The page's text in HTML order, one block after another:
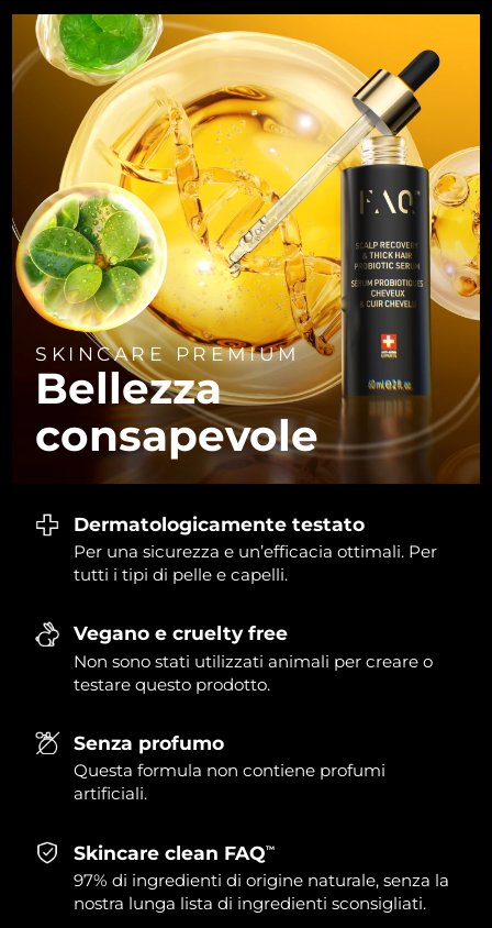
SKINCARE PREMIUM
Bellezza
consapevole
Dermatologicamente testato
Per una sicurezza e un’efficacia ottimali. Per
tutti i tipi di pelle e capelli.
Vegano e cruelty free
Non sono stati utilizzati animali per creare o
testare questo prodotto.
Senza profumo
Questa formula non contiene profumi
artificiali.
Skincare clean FAQTM
97% di ingredienti di origine naturale, senza la
nostra lunga lista di ingredienti sconsigliati.
Qatar Consegna stimata
Riunione Consegna stimata3/2/2026
Romania Consegna stimata29/1/2026
Russia Consegna stimata 6/2/2026
Arabia Saudita Consegna stimata30/1/2026
Singapore Consegna stimata31/1/2026
Slovacchia Consegna stimata29/1/2026
Slovenia Consegna stimata29/1/2026
Sudafrica Consegna stimata6/2/2026
Spagna Consegna stimata29/1/2026
Svizzera Consegna stimata29/1/2026
Thailandia Consegna stimata
Emirati Arabi Uniti Consegna stimata
Regno Unito Consegna stimata29/1/2026